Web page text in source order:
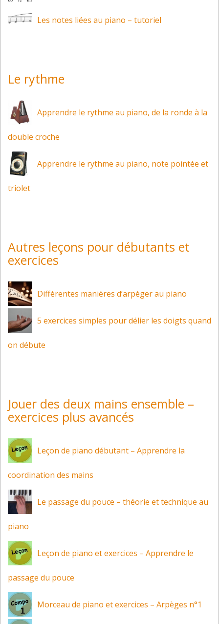
Les notes liées au piano – tutoriel
Le rythme
Apprendre le rythme au piano, de la ronde à la
double croche
Apprendre le rythme au piano, note pointée et
triolet
Autres leçons pour débutants et
exercices
Différentes manières d’arpéger au piano
5 exercices simples pour délier les doigts quand
on débute
Jouer des deux mains ensemble –
exercices plus avancés
Leçon de piano débutant – Apprendre la
coordination des mains
Le passage du pouce – théorie et technique au
piano
Leçon de piano et exercices – Apprendre le
passage du pouce
Morceau de piano et exercices – Arpèges n°1